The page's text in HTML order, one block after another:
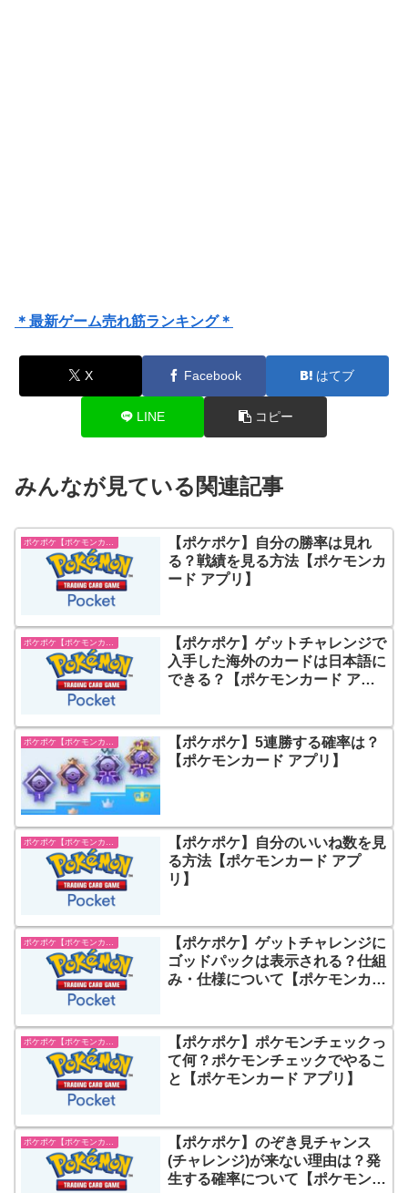
＊最新ゲーム売れ筋ランキング＊
X Facebook はてブ
LINE コピー
みんなが見ている関連記事
【ポケポケ】自分の勝率は見れ
る？戦績を見る方法【ポケモンカ
ード アプリ】
【ポケポケ】ゲットチャレンジで
入手した海外のカードは日本語に
できる？【ポケモンカード アプ
ポケポケ【ポケモンカード アプリ】
【ポケポケ】5連勝する確率は？
【ポケモンカード アプリ】
【ポケポケ】自分のいいね数を見
る方法【ポケモンカード アプ
リ】
【ポケポケ】ゲットチャレンジに
ゴッドパックは表示される？仕組
み・仕様について【ポケモンカー
ポケポケ【ポケモンカード アプリ】
【ポケポケ】ポケモンチェックっ
て何？ポケモンチェックでやるこ
と【ポケモンカード アプリ】
【ポケポケ】のぞき見チャンス
(チャレンジ)が来ない理由は？発
生する確率について【ポケモンカ